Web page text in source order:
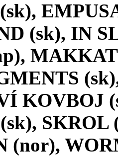
(sk), IN
KOVBOJ
SKROL
(nor),